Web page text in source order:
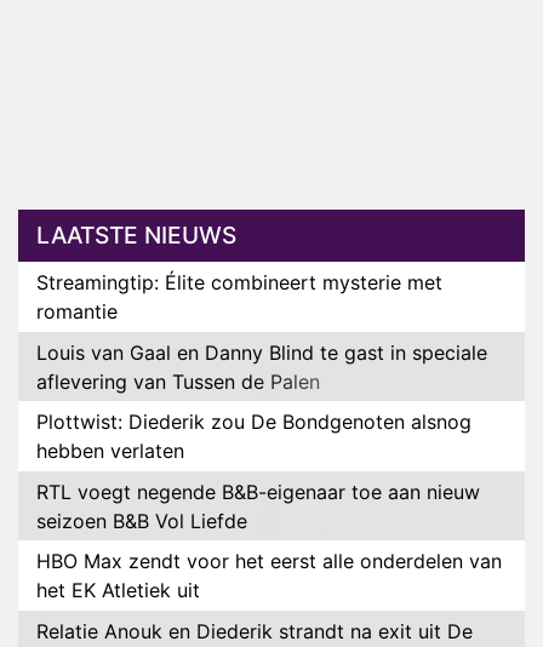
LAATSTE NIEUWS
Streamingtip: Élite combineert mysterie met
romantie
Louis van Gaal en Danny Blind te gast in speciale
aflevering van Tussen de Palen
Plottwist: Diederik zou De Bondgenoten alsnog
hebben verlaten
RTL voegt negende B&B-eigenaar toe aan nieuw
seizoen B&B Vol Liefde
HBO Max zendt voor het eerst alle onderdelen van
het EK Atletiek uit
Relatie Anouk en Diederik strandt na exit uit De